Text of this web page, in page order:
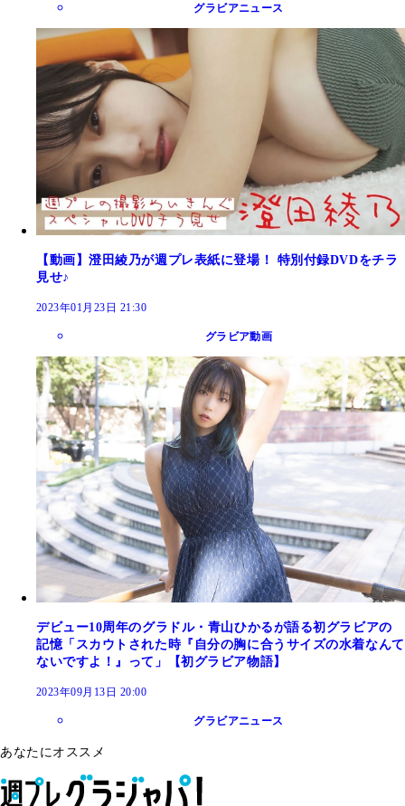
グラビアニュース
【動画】澄田綾乃が週プレ表紙に登場！ 特別付録DVDをチラ
見せ♪
2023年01月23日 21:30
グラビア動画
デビュー10周年のグラドル・青山ひかるが語る初グラビアの
記憶「スカウトされた時『自分の胸に合うサイズの水着なんて
ないですよ！』って」【初グラビア物語】
2023年09月13日 20:00
グラビアニュース
あなたにオススメ